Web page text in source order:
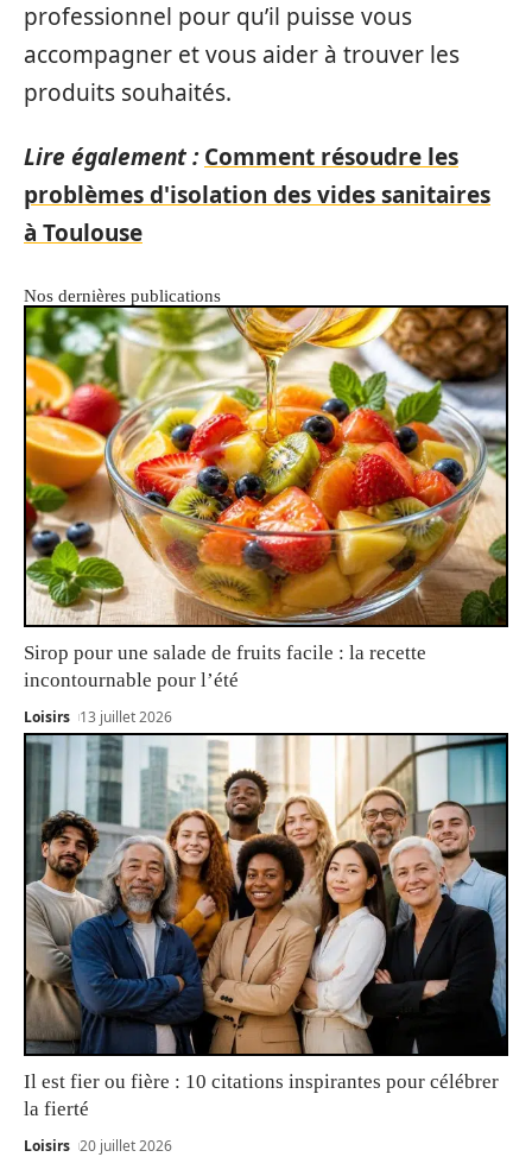
professionnel pour qu’il puisse vous
accompagner et vous aider à trouver les
produits souhaités.
Lire également : Comment résoudre les
problèmes d'isolation des vides sanitaires
à Toulouse
Nos dernières publications
Sirop pour une salade de fruits facile : la recette
incontournable pour l’été
Loisirs 13 juillet 2026
Il est fier ou fière : 10 citations inspirantes pour célébrer
la fierté
Loisirs 20 juillet 2026